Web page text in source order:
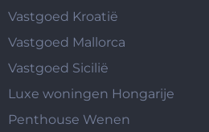
Vastgoed Kroatië
Vastgoed Mallorca
Vastgoed Sicilië
Luxe woningen Hongarije
Penthouse Wenen